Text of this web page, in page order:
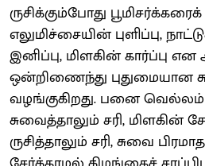
ருசிக்கும்போது
எலுமிச்சையின் புளிப்பு,
இனிப்பு, மிளகின் கார்ப்பு
ஒன்றிணைந்து புதுமையான
வழங்குகிறது. பனை வெல்லம்
சுவைத்தாலும் சரி, மிளகின்
ருசித்தாலும் சரி, சுவை